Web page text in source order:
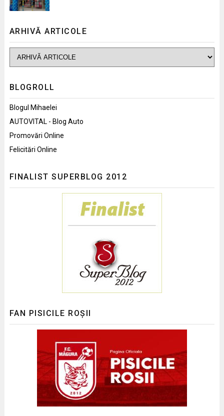
ARHIVĂ ARTICOLE
BLOGROLL
Blogul Mihaelei
AUTOVITAL - Blog Auto
Promovări Online
Felicitări Online
FINALIST SUPERBLOG 2012
FAN PISICILE ROȘII